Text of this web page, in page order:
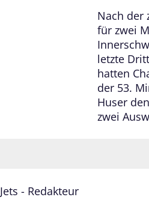
Nach der
für zwei
letzte
hatten
der 53.
Huser
zwei
Jets - Redakteur